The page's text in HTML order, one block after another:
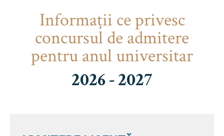
Informaţii ce privesc
concursul de admitere
pentru anul universitar
2026 - 2027